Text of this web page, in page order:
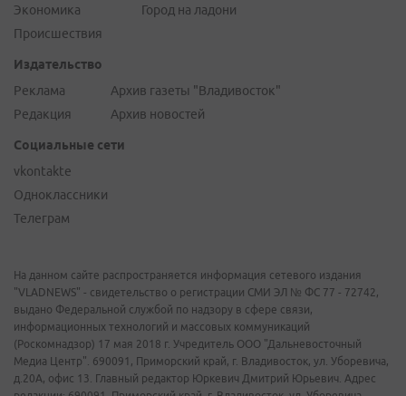
Экономика
Происшествия
Город на ладони
Издательство
Реклама
Редакция
Архив газеты "Владивосток"
Архив новостей
Социальные сети
vkontakte
Одноклассники
Телеграм
На данном сайте распространяется информация сетевого издания
"VLADNEWS" - свидетельство о регистрации СМИ ЭЛ № ФС 77 - 72742,
выдано Федеральной службой по надзору в сфере связи,
информационных технологий и массовых коммуникаций
(Роскомнадзор) 17 мая 2018 г. Учредитель ООО "Дальневосточный
Медиа Центр". 690091, Приморский край, г. Владивосток, ул. Уборевича,
д.20А, офис 13. Главный редактор Юркевич Дмитрий Юрьевич. Адрес